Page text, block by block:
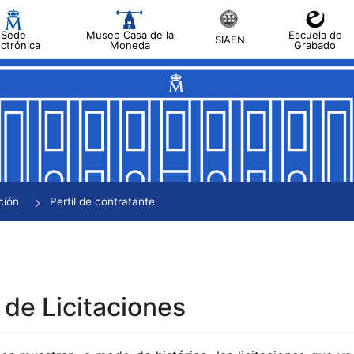
Sede
Museo Casa de la
Moneda
SIAEN
Escuela de
Grabado
Perfil de contratante
Licitaciones